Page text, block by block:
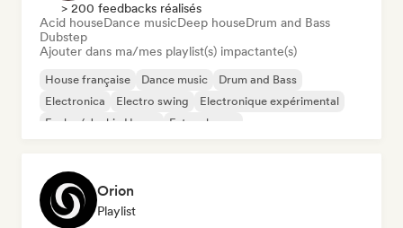
> 200 feedbacks réalisés
Acid houseDance musicDeep houseDrum and Bass
Dubstep
Ajouter dans ma/mes playlist(s) impactante(s)
House française Dance music
Drum and Bass
Electronica
Electro swing
Electronique expérimental
Funky / Jackin House
Future house
Orion
Playlist